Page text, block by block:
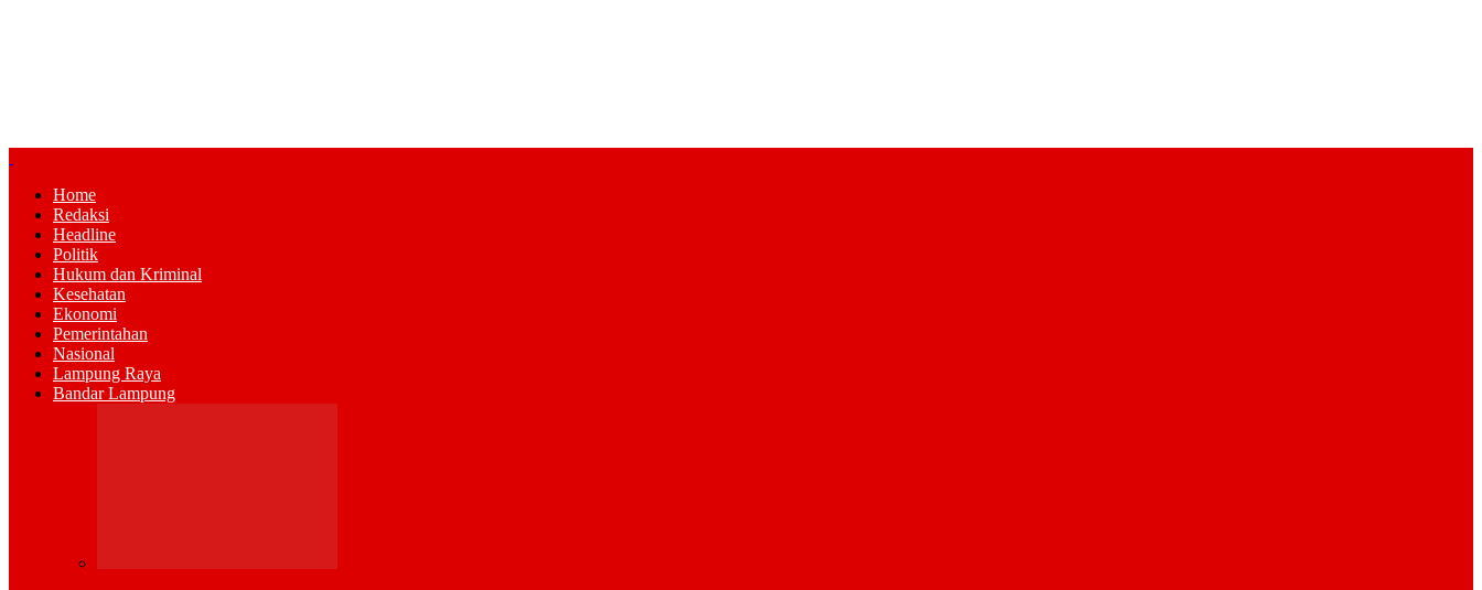
Home
Redaksi
Headline
Politik
Hukum dan Kriminal
Kesehatan
Ekonomi
Pemerintahan
Nasional
Lampung Raya
Bandar Lampung